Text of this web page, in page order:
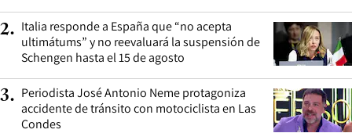
2. Italia responde a España que “no acepta
ultimátums” y no reevaluará la suspensión de
Schengen hasta el 15 de agosto
3. Periodista José Antonio Neme protagoniza
accidente de tránsito con motociclista en Las
Condes